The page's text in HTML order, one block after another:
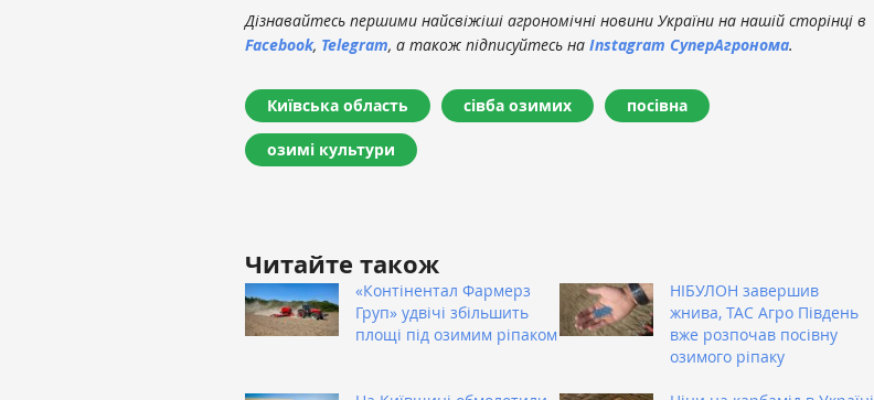
Дізнавайтесь першими найсвіжіші агрономічні новини України на нашій сторінці в
Facebook, Telegram, а також підписуйтесь на Instagram СуперАгронома.
Київська область сівба озимих посівна
озимі культури
Читайте також
«Контінентал Фармерз
Груп» удвічі збільшить
площі під озимим ріпаком
НІБУЛОН завершив
жнива, ТАС Агро Південь
вже розпочав посівну
озимого ріпаку